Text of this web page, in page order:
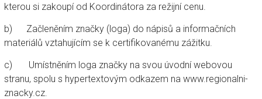
kterou si zakoupí od Koordinátora za režijní cenu.
b) Začleněním značky (loga) do nápisů a informačních
materiálů vztahujícím se k certifikovanému zážitku.
c) Umístněním loga značky na svou úvodní webovou
stranu, spolu s hypertextovým odkazem na www.regionalni-
znacky.cz.